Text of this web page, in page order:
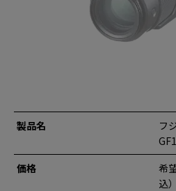
製品名
フ
価格
希
込）